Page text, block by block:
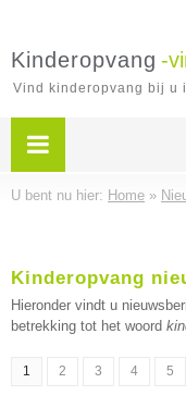
Kinderopvang -
Vind kinderopvang bij u
U bent nu hier: Home »
Kinderopvang
Hieronder vindt u
betrekking tot het woord
1 2 3 4 5